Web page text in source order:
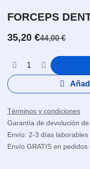
FORCEPS
35,20 €44,00€
Términos y condiciones
Garantía de devolución
Envío: 2-3 días laborables
Envío GRATIS en